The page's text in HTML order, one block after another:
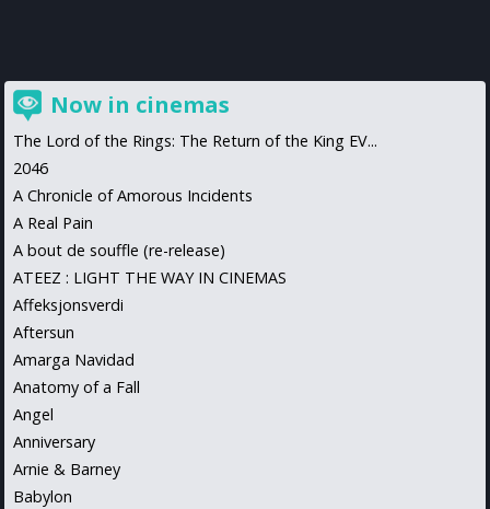
Now in cinemas
The Lord of the Rings: The Return of the King EV...
2046
A Chronicle of Amorous Incidents
A Real Pain
A bout de souffle (re-release)
ATEEZ : LIGHT THE WAY IN CINEMAS
Affeksjonsverdi
Aftersun
Amarga Navidad
Anatomy of a Fall
Angel
Anniversary
Arnie & Barney
Babylon